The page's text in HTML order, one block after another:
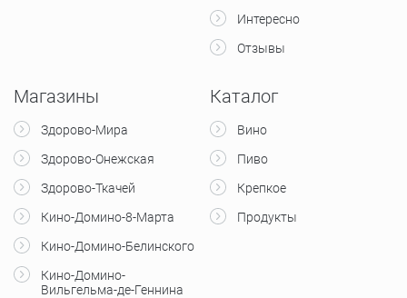
Интересно
Отзывы
Магазины
Здорово-Мира
Здорово-Онежская
Здорово-Ткачей
Кино-Домино-8-Марта
Кино-Домино-Белинского
Кино-Домино-
Вильгельма-де-Геннина
Каталог
Вино
Пиво
Крепкое
Продукты